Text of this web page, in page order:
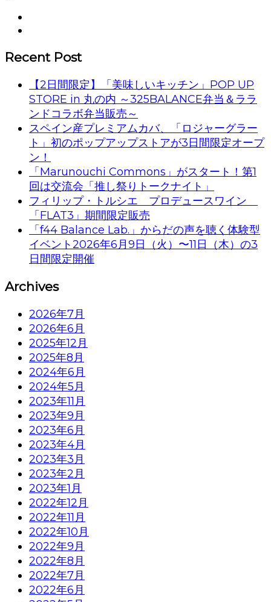
Recent Post
【2日間限定】「美味しいキッチン」POP UP
STORE in 丸の内 ～325BALANCE弁当＆ララ
ンドコラボ弁当販売～
スペイン産プレミアムカバ、「ロジャーグラー
ト」初のポップアップストアが3日間限定オープ
ン！
「Marunouchi Commons」がスタート！第1
回は交流会「推し祭りトークナイト」
フィリップ・トルシエ プロデュースワイン
「FLAT3」期間限定販売
「f44 Balance Lab.」からだの声を聴く体験型
イベント2026年6月9日（火）〜11日（木）の3
日間限定開催
Archives
2026年7月
2026年6月
2025年12月
2025年8月
2024年6月
2024年5月
2023年11月
2023年9月
2023年6月
2023年4月
2023年3月
2023年2月
2023年1月
2022年12月
2022年11月
2022年10月
2022年9月
2022年8月
2022年7月
2022年6月